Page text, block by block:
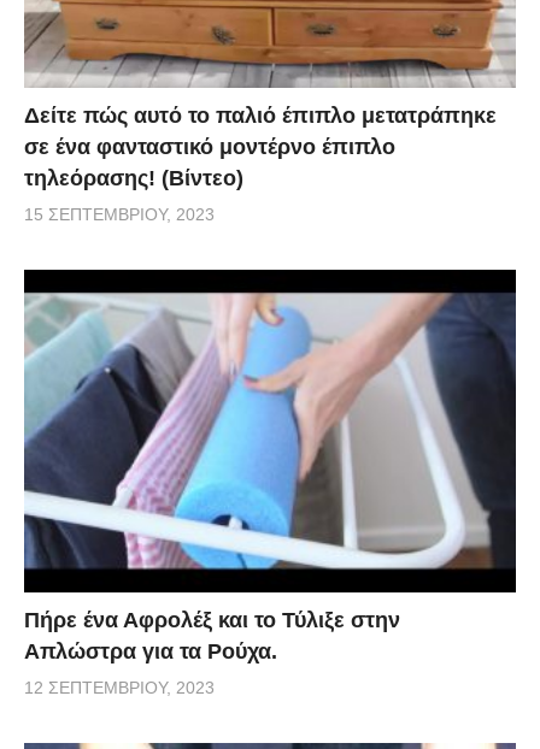
Δείτε πώς αυτό το παλιό έπιπλο μετατράπηκε
σε ένα φανταστικό μοντέρνο έπιπλο
τηλεόρασης! (Βίντεο)
15 ΣΕΠΤΕΜΒΡΊΟΥ, 2023
Πήρε ένα Αφρολέξ και το Τύλιξε στην
Απλώστρα για τα Ρούχα.
12 ΣΕΠΤΕΜΒΡΊΟΥ, 2023